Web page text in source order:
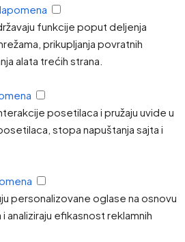
funkcije poput deljenja
prikupljanja povratnih
alata trećih strana.
posetilaca i pružaju uvide u
stopa napuštanja sajta i
personalizovane oglase na osnovu
efikasnost reklamnih